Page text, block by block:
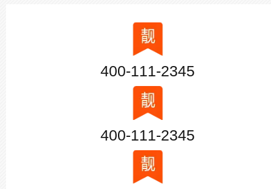
400-111-2345
400-111-2345